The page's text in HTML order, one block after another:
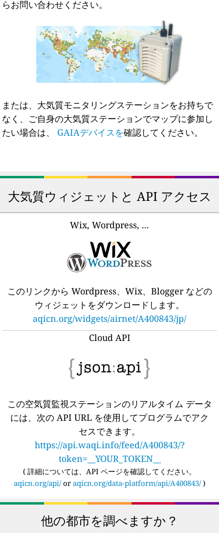
らお問い合わせください。
または、大気質モニタリングステーションをお持ちで
なく、ご自身の大気質ステーションでマップに参加し
たい場合は、 GAIAデバイスを確認してください。
大気質ウィジェットと API アクセス
Wix, Wordpress, ...
このリンクから Wordpress、Wix、Blogger などの
ウィジェットをダウンロードします。
aqicn.org/widgets/airnet/A400843/jp/
Cloud API
この空気質監視ステーションのリアルタイム データ
には、次の API URL を使用してプログラムでアク
セスできます。
https://api.waqi.info/feed/A400843/?
token=__YOUR_TOKEN__
( 詳細については、API ページを確認してください。
aqicn.org/api/or aqicn.org/data-platform/api/A400843/)
他の都市を調べますか？